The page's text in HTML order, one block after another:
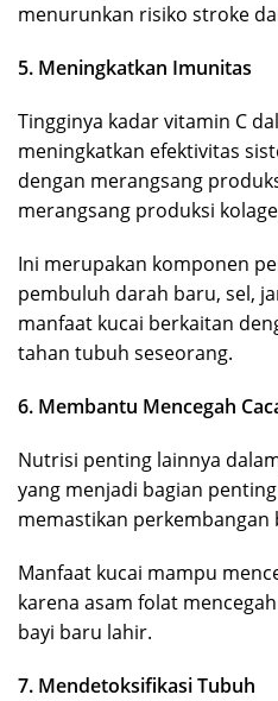
menurunkan risiko stroke
5. Meningkatkan Imunitas
Tingginya kadar vitamin C
meningkatkan efektivitas
dengan merangsang
merangsang produksi
Ini merupakan komponen
pembuluh darah baru, sel,
manfaat kucai berkaitan
tahan tubuh seseorang.
6. Membantu Mencegah
Nutrisi penting lainnya
yang menjadi bagian
memastikan perkembangan
Manfaat kucai mampu
karena asam folat
bayi baru lahir.
7. Mendetoksifikasi Tubuh